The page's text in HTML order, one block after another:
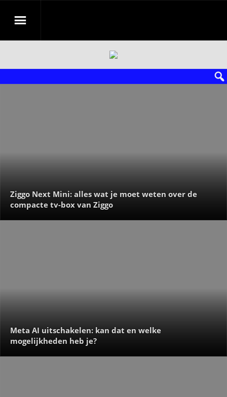
Ziggo Next Mini: alles wat je moet weten over de
compacte tv-box van Ziggo
Meta AI uitschakelen: kan dat en welke
mogelijkheden heb je?